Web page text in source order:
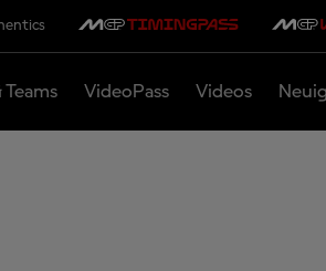
Teams VideoPass Videos